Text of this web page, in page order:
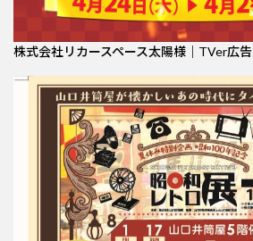
株式会社リカースペース太陽様｜TVer広告